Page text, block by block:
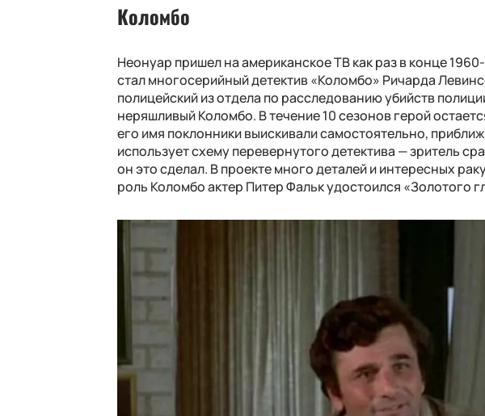
Коломбо
Неонуар пришел на американское ТВ как раз в конце
стал многосерийный детектив «Коломбо» Ричарда
полицейский из отдела по расследованию убийств
неряшливый Коломбо. В течение 10 сезонов герой
его имя поклонники выискивали самостоятельно,
использует схему перевернутого детектива — зритель
он это сделал. В проекте много деталей и интересных
роль Коломбо актер Питер Фальк удостоился «Золотого